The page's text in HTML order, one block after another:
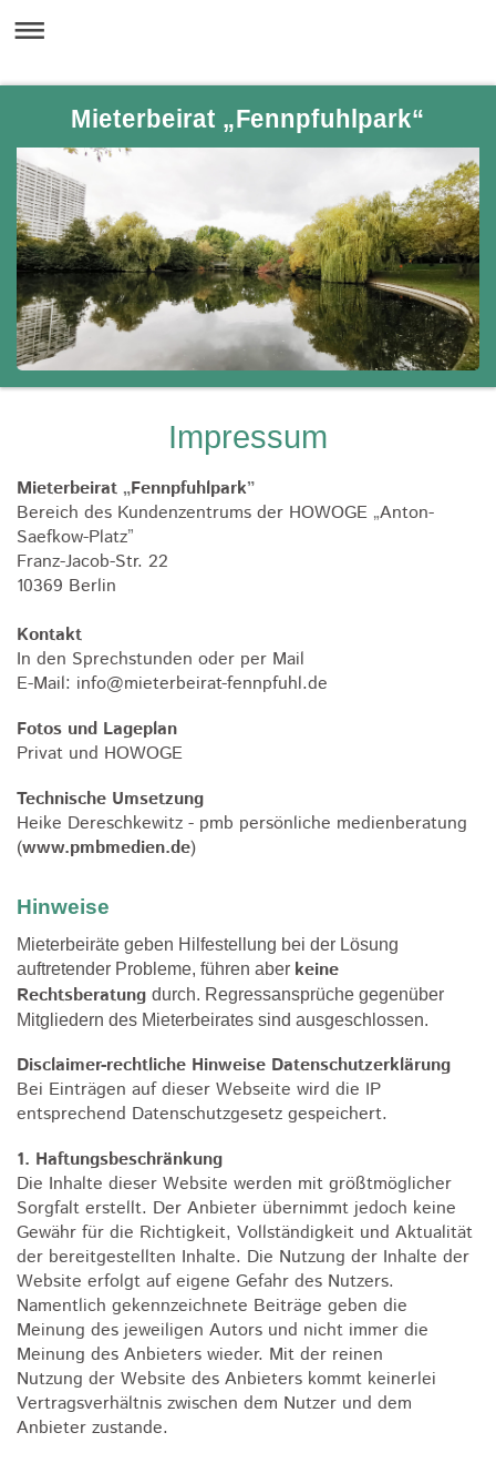
Mieterbeirat „Fennpfuhlpark“
Impressum
Mieterbeirat „Fennpfuhlpark”
Bereich des Kundenzentrums der HOWOGE „Anton-
Saefkow-Platz”
Franz-Jacob-Str. 22
10369 Berlin
Kontakt
In den Sprechstunden oder per Mail
E-Mail: info@mieterbeirat-fennpfuhl.de
Fotos und Lageplan
Privat und HOWOGE
Technische Umsetzung
Heike Dereschkewitz - pmb persönliche medienberatung
(www.pmbmedien.de)
Hinweise
Mieterbeiräte geben Hilfestellung bei der Lösung
auftretender Probleme, führen aber keine
Rechtsberatung durch. Regressansprüche gegenüber
Mitgliedern des Mieterbeirates sind ausgeschlossen.
Disclaimer-rechtliche Hinweise Datenschutzerklärung
Bei Einträgen auf dieser Webseite wird die IP
entsprechend Datenschutzgesetz gespeichert.
1. Haftungsbeschränkung
Die Inhalte dieser Website werden mit größtmöglicher
Sorgfalt erstellt. Der Anbieter übernimmt jedoch keine
Gewähr für die Richtigkeit, Vollständigkeit und Aktualität
der bereitgestellten Inhalte. Die Nutzung der Inhalte der
Website erfolgt auf eigene Gefahr des Nutzers.
Namentlich gekennzeichnete Beiträge geben die
Meinung des jeweiligen Autors und nicht immer die
Meinung des Anbieters wieder. Mit der reinen
Nutzung der Website des Anbieters kommt keinerlei
Vertragsverhältnis zwischen dem Nutzer und dem
Anbieter zustande.